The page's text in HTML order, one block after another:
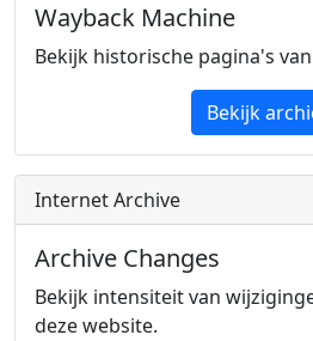
Wayback Machine
Bekijk historische pagina's
Bekijk
Internet Archive
Archive Changes
Bekijk intensiteit van
deze website.